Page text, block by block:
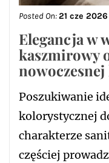
Posted On:21 cze 2026
Elegancja w
kaszmirowy
Poszukiwanie
kolorystycznej
charakterze
częściej